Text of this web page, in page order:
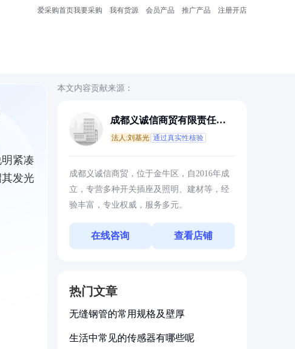
爱采购首页我要采购 我有货源 会员产品 推广产品 注册开店
紧凑
发光
本文内容贡献来源：
成都义诚信商贸有限责任公
法人:刘基光 通过真实性核验
成都义诚信商贸，位于金牛区，自2016年成
立，专营多种开关插座及照明、建材等，经
验丰富，专业权威，服务多元。
在线咨询 查看店铺
热门文章
无缝钢管的常用规格及壁厚
生活中常见的传感器有哪些呢